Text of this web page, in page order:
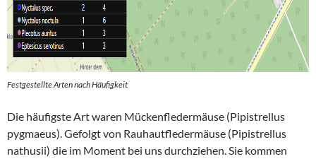
Festgestellte Arten nach Häufigkeit
Die häufigste Art waren Mückenfledermäuse (Pipistrellus
pygmaeus). Gefolgt von Rauhautfledermäuse (Pipistrellus
nathusii) die im Moment bei uns durchziehen. Sie kommen